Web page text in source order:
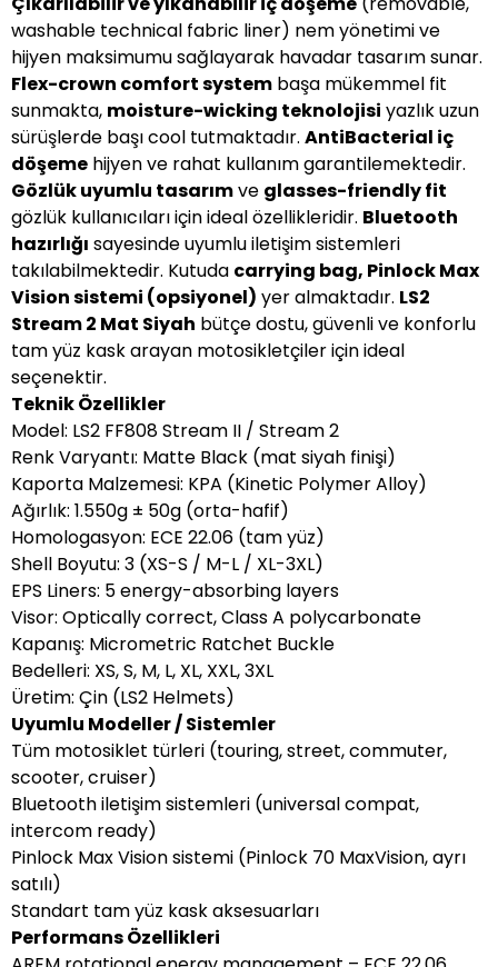
washable technical fabric liner) nem yönetimi ve
hijyen maksimumu sağlayarak havadar tasarım sunar.
Flex-crown comfort system başa mükemmel fit
sunmakta, moisture-wicking teknolojisi yazlık uzun
sürüşlerde başı cool tutmaktadır. AntiBacterial iç
döşeme hijyen ve rahat kullanım garantilemektedir.
Gözlük uyumlu tasarımve glasses-friendly fit
gözlük kullanıcıları için ideal özellikleridir. Bluetooth
hazırlığı sayesinde uyumlu iletişim sistemleri
takılabilmektedir. Kutuda carrying bag, Pinlock Max
Vision sistemi (opsiyonel) yer almaktadır. LS2
Stream 2 Mat Siyah bütçe dostu, güvenli ve konforlu
tam yüz kask arayan motosikletçiler için ideal
seçenektir.
Teknik Özellikler
Model: LS2 FF808 Stream II / Stream 2
Renk Varyantı: Matte Black (mat siyah finişi)
Kaporta Malzemesi: KPA (Kinetic Polymer Alloy)
Ağırlık: 1.550g ± 50g (orta-hafif)
Homologasyon: ECE 22.06 (tam yüz)
Shell Boyutu: 3 (XS-S / M-L / XL-3XL)
EPS Liners: 5 energy-absorbing layers
Visor: Optically correct, Class A polycarbonate
Kapanış: Micrometric Ratchet Buckle
Bedelleri: XS, S, M, L, XL, XXL, 3XL
Üretim: Çin (LS2 Helmets)
Uyumlu Modeller / Sistemler
Tüm motosiklet türleri (touring, street, commuter,
scooter, cruiser)
Bluetooth iletişim sistemleri (universal compat,
intercom ready)
Pinlock Max Vision sistemi (Pinlock 70 MaxVision, ayrı
satılı)
Standart tam yüz kask aksesuarları
Performans Özellikleri